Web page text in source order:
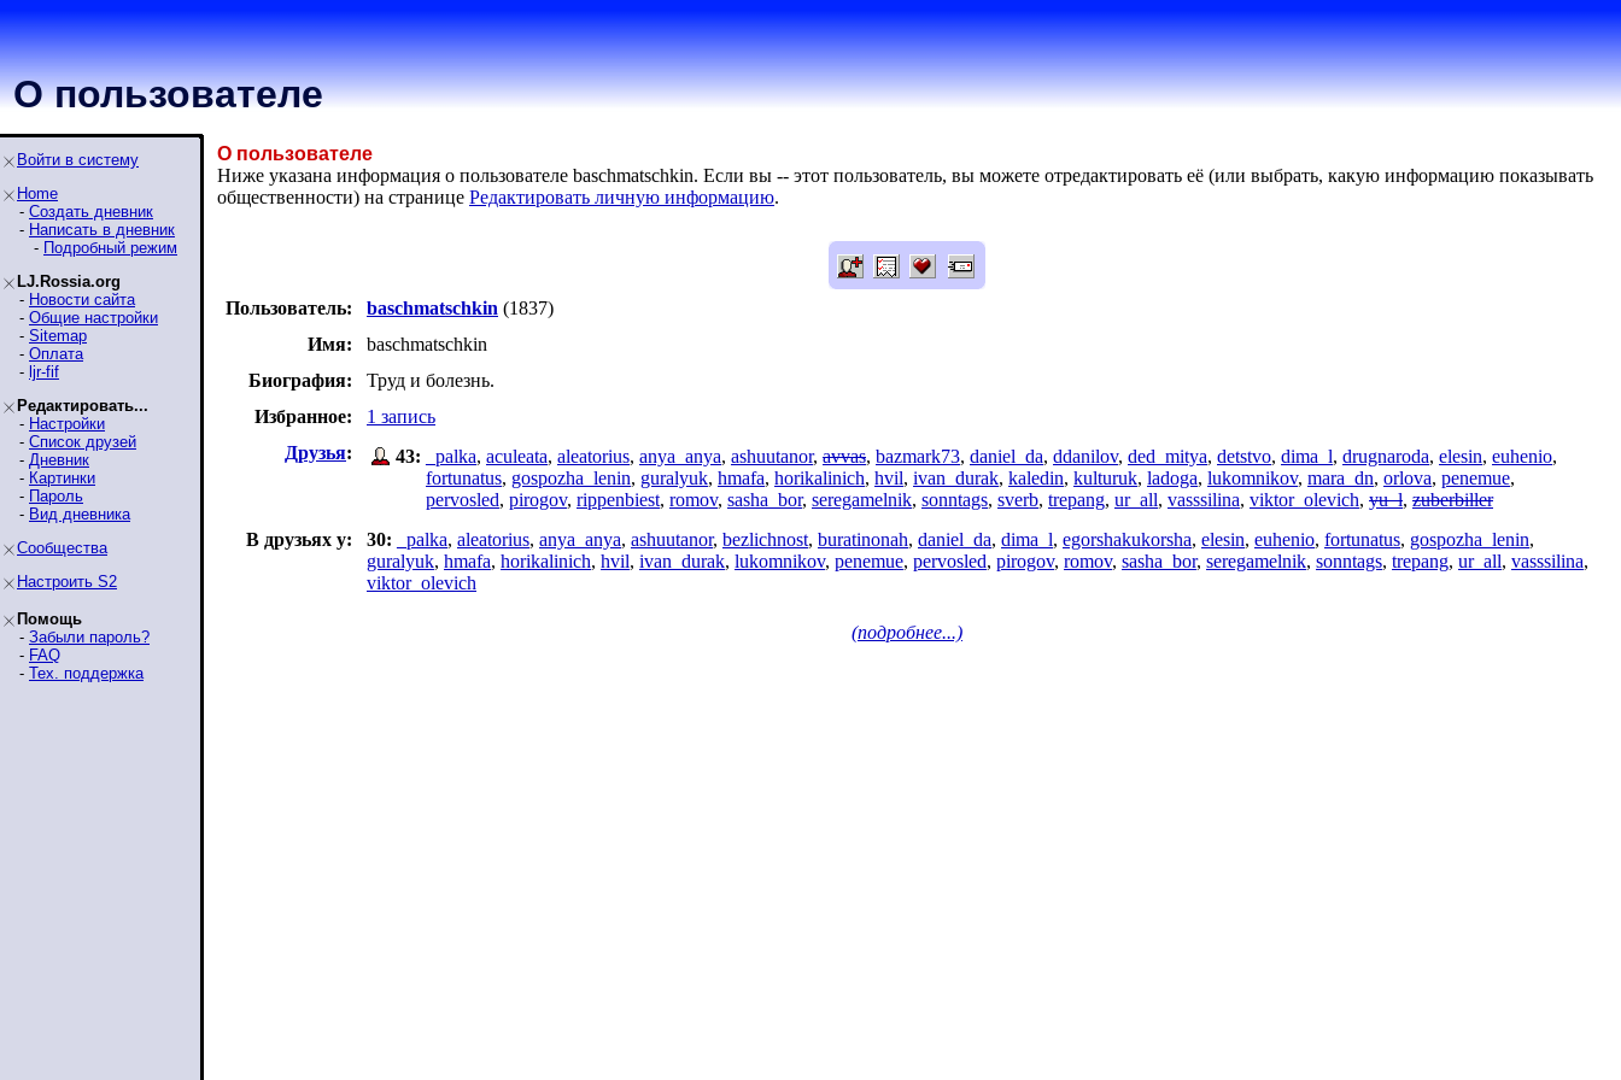
О пользователе
Войти в систему
Home
- Создать дневник
- Написать в дневник
- Подробный режим
LJ.Rossia.org
- Новости сайта
- Общие настройки
- Sitemap
- Оплата
- ljr-fif
Редактировать...
- Настройки
- Список друзей
- Дневник
- Картинки
- Пароль
- Вид дневника
Сообщества
Настроить S2
Помощь
- Забыли пароль?
- FAQ
- Тех. поддержка
О пользователе
Ниже указана информация о пользователе baschmatschkin. Если вы -- этот пользователь, вы можете отредактировать её (или выбрать, какую информацию показывать
общественности) на странице Редактировать личную информацию.
Пользователь: baschmatschkin (1837)
Имя:
baschmatschkin
Биография:
Труд и болезнь.
Избранное:
1 запись
Друзья: 43: _palka, aculeata, aleatorius, anya_anya, ashuutanor, avvas, bazmark73, daniel_da, ddanilov, ded_mitya, detstvo, dima_l, drugnaroda, elesin, euhenio,
fortunatus, gospozha_lenin, guralyuk, hmafa, horikalinich, hvil, ivan_durak, kaledin, kulturuk, ladoga, lukomnikov, mara_dn, orlova, penemue,
pervosled, pirogov, rippenbiest, romov, sasha_bor, seregamelnik, sonntags, sverb, trepang, ur_all, vasssilina, viktor_olevich, yu_l, zuberbiller
В друзьях у:
30: _palka, aleatorius, anya_anya, ashuutanor, bezlichnost, buratinonah, daniel_da, dima_l, egorshakukorsha, elesin, euhenio, fortunatus, gospozha_lenin,
guralyuk, hmafa, horikalinich, hvil, ivan_durak, lukomnikov, penemue, pervosled, pirogov, romov, sasha_bor, seregamelnik, sonntags, trepang, ur_all, vasssilina,
viktor_olevich
(подробнее...)